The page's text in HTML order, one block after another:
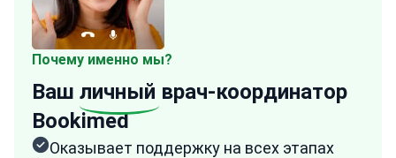
Почему именно мы?
Ваш личный врач-координатор
Bookimed
Оказывает поддержку на всех этапах